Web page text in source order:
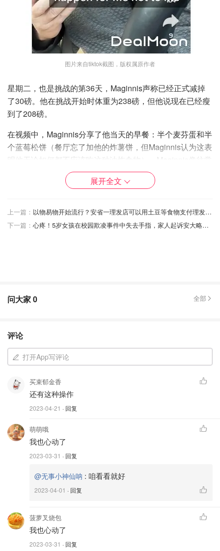
图片来自tiktok截图，版权属原作者
星期二，也是挑战的第36天，Maginnis声称已经正式减掉
了30磅。他在挑战开始时体重为238磅，但他说现在已经瘦
到了208磅。
在视频中，Maginnis分享了他当天的早餐：半个麦芬蛋和半
个蓝莓松饼（餐厅忘了加他的炸薯饼，但Maginnis认为这表
明他无论如何都不应该吃这种油炸食物）。Maginnis像往常
一样，把另一半重新加热后吃了，作为另一餐或他的早餐。
图片来自tiktok截图，版权属原作者
第36天对Maginnis来说也是一个重要的日子，原因不仅仅
面，制作他自己的三明治。尽管他还不确定自己要做什么，
但Maginnis建议用鱼鱼排做巨无霸。
他的体重每天都在波动，但Maginnis说，他预计减少的份量
展开全文
上一篇：
以物易物开始流行？安省一理发店可以用土豆等食物支付理发费用！
下一篇：
心疼！5岁女孩在校园欺凌事件中失去手指，家人起诉安大略省汉密尔顿教育局！
问大家0 全部
评论
打开App写评论
买束郁金香
还有这种操作
2023-04-21 · 回复
萌萌哦
我也心动了
2023-03-31 · 回复
@无事小神仙呐 : 咱看看就好
2023-04-01 · 回复
菠萝叉烧包
我也心动了
2023-03-31 · 回复